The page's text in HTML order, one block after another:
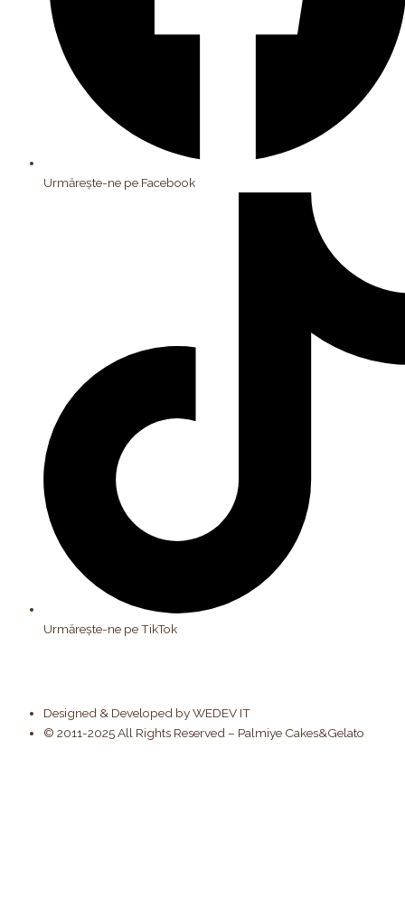
Urmărește-ne pe Facebook
Urmărește-ne pe TikTok
Designed & Developed by WEDEV IT
© 2011-2025 All Rights Reserved – Palmiye Cakes&Gelato